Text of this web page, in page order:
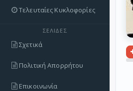
Τελευταίες Κυκλοφορίες
ΣΕΛΊΔΕΣ
Σχετικά
Πολιτική Απορρήτου
Επικοινωνία